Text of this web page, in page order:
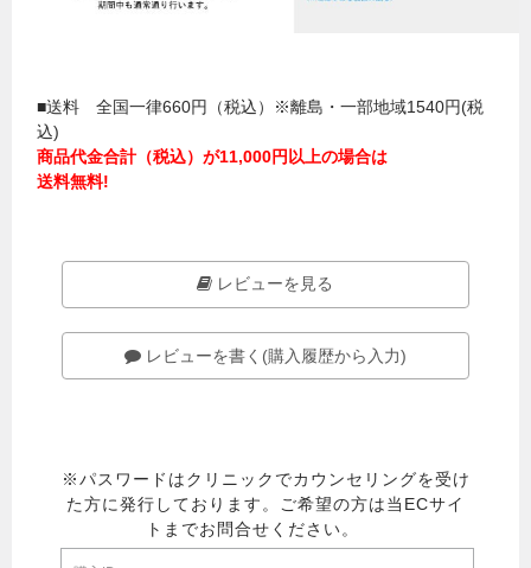
■送料 全国一律660円（税込）※離島・一部地域1540円(税
込)
商品代金合計（税込）が11,000円以上の場合は
送料無料!
レビューを見る
レビューを書く(購入履歴から入力)